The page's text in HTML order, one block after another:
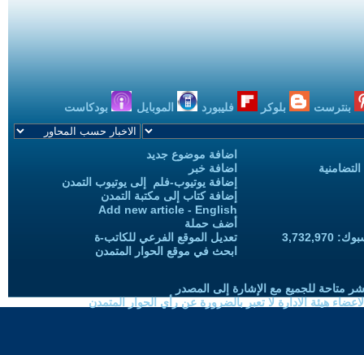
بنترست بلوكر فليبورد الموبايل بودكاست
اضافة موضوع جديد
اضافة خبر
إضافة يوتيوب-فلم إلى يوتيوب التمدن
إضافة كتاب إلى مكتبة التمدن
Add new article - English
أضف حملة
تعديل الموقع الفرعي للكاتب-ة
ابحث في موقع الحوار المتمدن
متاحة للجميع مع الإشارة إلى المصدر
هيئة الادارة لا تعبر بالضرورة عن رأي الحوار المتمدن